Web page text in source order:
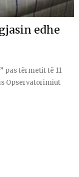
edhe
pas tërmetit të 11
Opservatorimiut